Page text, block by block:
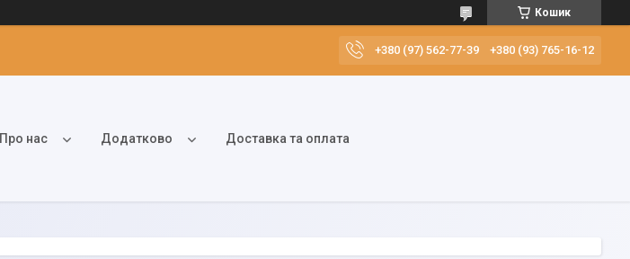
Кошик
+380 (97) 562-77-39 +380 (93) 765-16-12
Про нас Додатково Доставка та оплата